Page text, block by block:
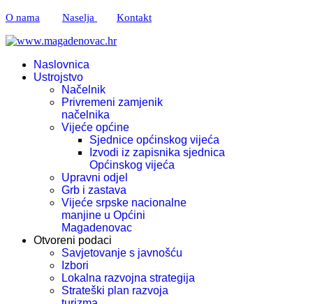
O nama Naselja Kontakt
Naslovnica
Ustrojstvo
Načelnik
Privremeni zamjenik
načelnika
Vijeće općine
Sjednice općinskog vijeća
Izvodi iz zapisnika sjednica
Općinskog vijeća
Upravni odjel
Grb i zastava
Vijeće srpske nacionalne
manjine u Općini
Magadenovac
Otvoreni podaci
Savjetovanje s javnošću
Izbori
Lokalna razvojna strategija
Strateški plan razvoja